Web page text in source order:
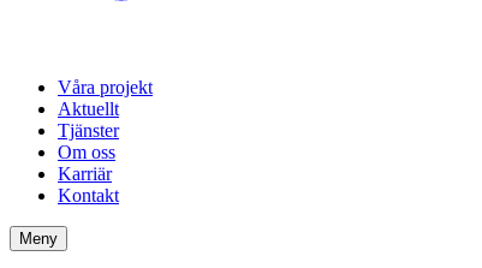
Våra projekt
Aktuellt
Tjänster
Om oss
Karriär
Kontakt
Meny